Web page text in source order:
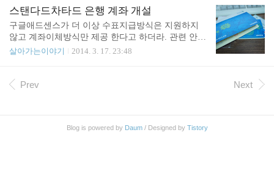
제는 수수료를 지불하게 되었습니다. 아무튼 스탠다
드차타드에 수수료가 생기긴 했는데요. 바뀐 조건에
서 어떤 은행이 가장 좋을까 좀 고민이 되..
스탠다드차타드 은행 계좌 개설
구글애드센스가 더 이상 수표지급방식은 지원하지
않고 계좌이체방식만 제공 한다고 하더라. 관련 안내
를 찾아 보았다. 전자송금(EFT)이 가능한 국가에서
지급 방식입니다. 출처: 수표로 지급받기 https://suppo
정도는 받아 보지 않을까 하던 차에 어떻게 지급을
살아가는이야기 2014. 3. 17. 23:48
Prev Next
Blog is powered by Daum/ Designed by Tistory